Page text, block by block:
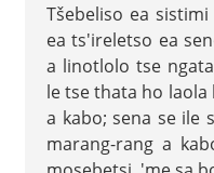
Tšebeliso ea
ea ts'ireletso ea
a linotlolo tse
le tse thata ho
a kabo; sena se ile
marang-rang a